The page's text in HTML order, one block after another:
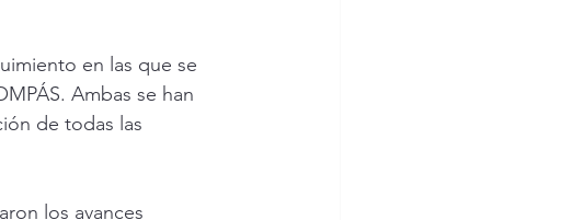
en las que se
Ambas se han
de todas las
los avances